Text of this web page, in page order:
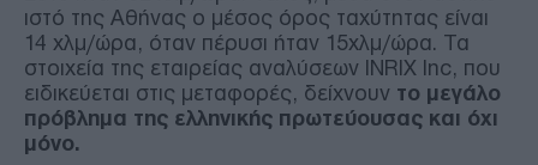
ιστό της Αθήνας ο μέσος όρος ταχύτητας είναι
14 χλμ/ώρα, όταν πέρυσι ήταν 15χλμ/ώρα. Τα
στοιχεία της εταιρείας αναλύσεων INRIX Inc, που
ειδικεύεται στις μεταφορές, δείχνουν το μεγάλο
πρόβλημα της ελληνικής πρωτεύουσας και όχι
μόνο.